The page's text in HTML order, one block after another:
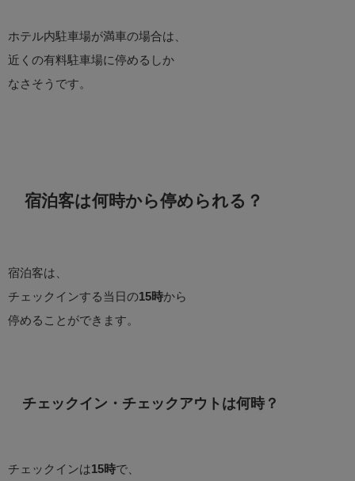
ホテル内駐車場が満車の場合は、
近くの有料駐車場に停めるしか
なさそうです。
宿泊客は何時から停められる？
宿泊客は、
チェックインする当日の15時から
停めることができます。
チェックイン・チェックアウトは何時？
チェックインは15時で、